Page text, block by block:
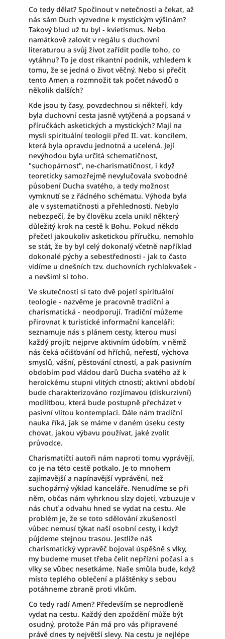
Co tedy dělat? Spočinout v netečnosti a čekat, až
nás sám Duch vyzvedne k mystickým výšinám?
Takový blud už tu byl - kvietismus. Nebo
namátkově zalovit v regálu s duchovní
literaturou a svůj život zařídit podle toho, co
vytáhnu? To je dost rikantní podnik, vzhledem k
tomu, že se jedná o život věčný. Nebo si přečít
tento Amen a rozmnožit tak počet návodů o
několik dalších?
Kde jsou ty časy, povzdechnou si někteří, kdy
byla duchovní cesta jasně vytýčená a popsaná v
příručkách asketických a mystických? Mají na
mysli spirituální teologii před II. vat. koncilem,
která byla opravdu jednotná a ucelená. Její
nevýhodou byla určitá schematičnost,
"suchopárnost", ne-charismatičnost, i když
teoreticky samozřejmě nevylučovala svobodné
působení Ducha svatého, a tedy možnost
vymknutí se z řádného schématu. Výhoda byla
ale v systematičnosti a přehlednosti. Nebylo
nebezpečí, že by člověku zcela unikl některý
důležitý krok na cestě k Bohu. Pokud někdo
přečetl jakoukoliv asketickou příručku, nemohlo
se stát, že by byl celý dokonalý včetně například
dokonalé pýchy a sebestřednosti - jak to často
vidíme u dnešních tzv. duchovních rychlokvašek -
a nevšiml si toho.
Ve skutečnosti si tato dvě pojetí spirituální
teologie - nazvěme je pracovně tradiční a
charismatická - neodporují. Tradiční můžeme
přirovnat k turistické informační kanceláři:
seznamuje nás s plánem cesty, kterou musí
každý projít: nejprve aktivním údobím, v němž
nás čeká očišťování od hříchů, neřestí, výchova
smyslů, vášní, pěstování ctností, a pak pasivním
obdobím pod vládou darů Ducha svatého až k
heroickému stupni vlitých ctností; aktivní období
bude charakterizováno rozjímavou (diskurzivní)
modlitbou, která bude postupně přecházet v
pasivní vlitou kontemplaci. Dále nám tradiční
nauka říká, jak se máme v daném úseku cesty
chovat, jakou výbavu používat, jaké zvolit
průvodce.
Charismatičtí autoři nám naproti tomu vyprávějí,
co je na této cestě potkalo. Je to mnohem
zajímavější a napínavější vyprávění, než
suchopárný výklad kanceláře. Nenudíme se při
něm, občas nám vyhrknou slzy dojetí, vzbuzuje v
nás chuť a odvahu hned se vydat na cestu. Ale
problém je, že se toto sdělování zkušeností
vůbec nemusí týkat naší osobní cesty, i když
půjdeme stejnou trasou. Jestliže náš
charismatický vypravěč bojoval úspěšně s vlky,
my budeme muset třeba čelit nepřízni počasí a s
vlky se vůbec nesetkáme. Naše smůla bude, když
místo teplého oblečení a pláštěnky s sebou
potáhneme zbraně proti vlkům.
Co tedy radí Amen? Především se neprodleně
vydat na cestu. Každý den zpoždění může být
osudný, protože Pán má pro vás připravené
právě dnes ty největší slevy. Na cestu je nejlépe